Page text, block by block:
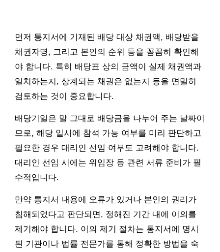
먼저 통지서에 기재된 배당 대상 채권액, 배당받을
채권자명, 그리고 본인의 순위 등을 꼼꼼히 확인해
야 합니다. 특히 배당표 상의 금액이 실제 채권액과
일치하는지, 상계되는 채권은 없는지 등을 면밀히
검토하는 것이 중요합니다.
배당기일은 말 그대로 배당금을 나누어 주는 날짜이
므로, 해당 일시에 참석 가능 여부를 미리 판단하고
필요한 경우 대리인 선임 여부도 고려해야 합니다.
대리인 선임 시에는 위임장 등 관련 서류 준비가 필
수적입니다.
만약 통지서 내용에 오류가 있거나 본인의 권리가
침해되었다고 판단되면, 정해진 기간 내에 이의를
제기해야 합니다. 이의 제기 절차는 통지서에 명시
된 기관이나 법률 전문가를 통해 정확한 방법을 숙